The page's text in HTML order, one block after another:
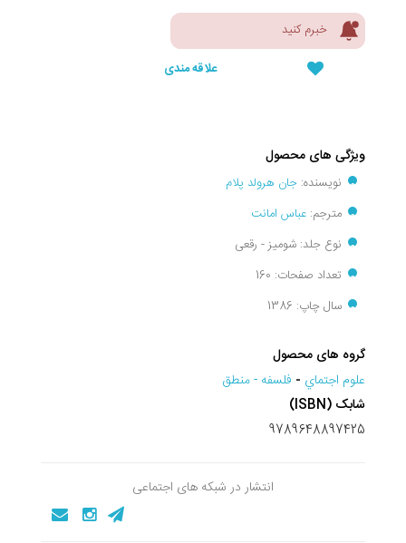
خبرم کنید
علاقه مندی
ویژگی های محصول
نویسنده: جان هرولد پلام
مترجم: عباس امانت
نوع جلد: شومیز - رقعی
تعداد صفحات: 160
سال چاپ: 1386
گروه های محصول
علوم اجتماي - فلسفه - منطق
شابک (ISBN)
9789648897425
انتشار در شبکه های اجتماعی